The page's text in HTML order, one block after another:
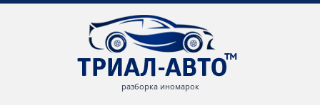
разборка иномарок